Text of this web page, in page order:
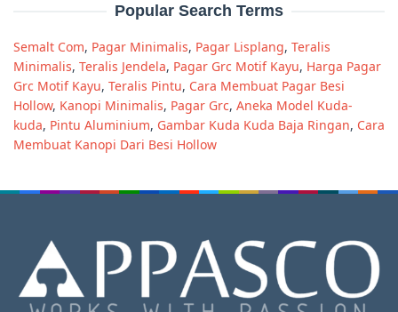
Popular Search Terms
Semalt Com, Pagar Minimalis, Pagar Lisplang, Teralis
Minimalis, Teralis Jendela, Pagar Grc Motif Kayu, Harga Pagar
Grc Motif Kayu, Teralis Pintu, Cara Membuat Pagar Besi
Hollow, Kanopi Minimalis, Pagar Grc, Aneka Model Kuda-
kuda, Pintu Aluminium, Gambar Kuda Kuda Baja Ringan, Cara
Membuat Kanopi Dari Besi Hollow